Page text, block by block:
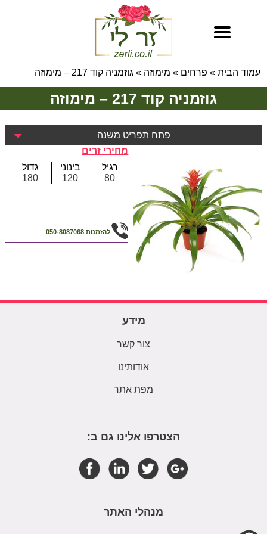
עמוד הבית » פרחים » מימוזה » גוזמניה קוד 217 – מימוזה
גוזמניה קוד 217 – מימוזה
פתח תפריט משנה
מחירי זרים
רגיל
80
בינוני
120
גדול
180
להזמנות 050-8087068
מידע
צור קשר
אודותינו
מפת אתר
הצטרפו אלינו גם ב:
מנהלי האתר